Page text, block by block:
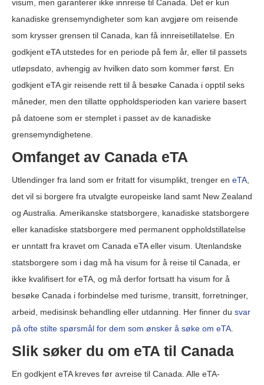
visum, men garanterer ikke innreise til Canada. Det er kun
kanadiske grensemyndigheter som kan avgjøre om reisende
som krysser grensen til Canada, kan få innreisetillatelse. En
godkjent eTA utstedes for en periode på fem år, eller til passets
utløpsdato, avhengig av hvilken dato som kommer først. En
godkjent eTA gir reisende rett til å besøke Canada i opptil seks
måneder, men den tillatte oppholdsperioden kan variere basert
på datoene som er stemplet i passet av de kanadiske
grensemyndighetene.
Omfanget av Canada eTA
Utlendinger fra land som er fritatt for visumplikt, trenger en eTA
det vil si borgere fra utvalgte europeiske land samt New Zealand
og Australia. Amerikanske statsborgere, kanadiske statsborgere
eller kanadiske statsborgere med permanent oppholdstillatelse
er unntatt fra kravet om Canada eTA eller visum. Utenlandske
statsborgere som i dag må ha visum for å reise til Canada, er
ikke kvalifisert for eTA, og må derfor fortsatt ha visum for å
besøke Canada i forbindelse med turisme, transitt, forretninger,
arbeid, medisinsk behandling eller utdanning. Her finner du svar
på ofte stilte spørsmål for dem som ønsker å søke om eTA
Slik søker du om eTA til Canada
En godkjent eTA kreves før avreise til Canada. Alle eTA-